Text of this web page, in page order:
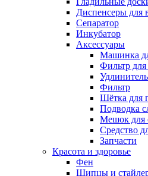
Диспенсеры для
Сепаратор
Инкубатор
Аксессуары
Машинка
Фильтр
Удлинитель
Фильтр
Шётка для
Подводка
Мешок для
Средство
Запчасти
Красота и здоровье
Фен
Щипцы и